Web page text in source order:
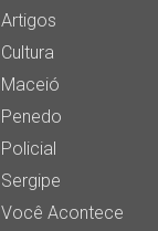
Artigos
Cultura
Maceió
Penedo
Policial
Sergipe
Você Acontece